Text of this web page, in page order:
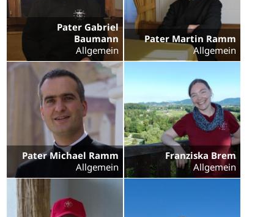
Pater Gabriel
Baumann
Allgemein
Pater Martin Ramm
Allgemein
Pater Michael Ramm
Allgemein
Franziska Brem
Allgemein